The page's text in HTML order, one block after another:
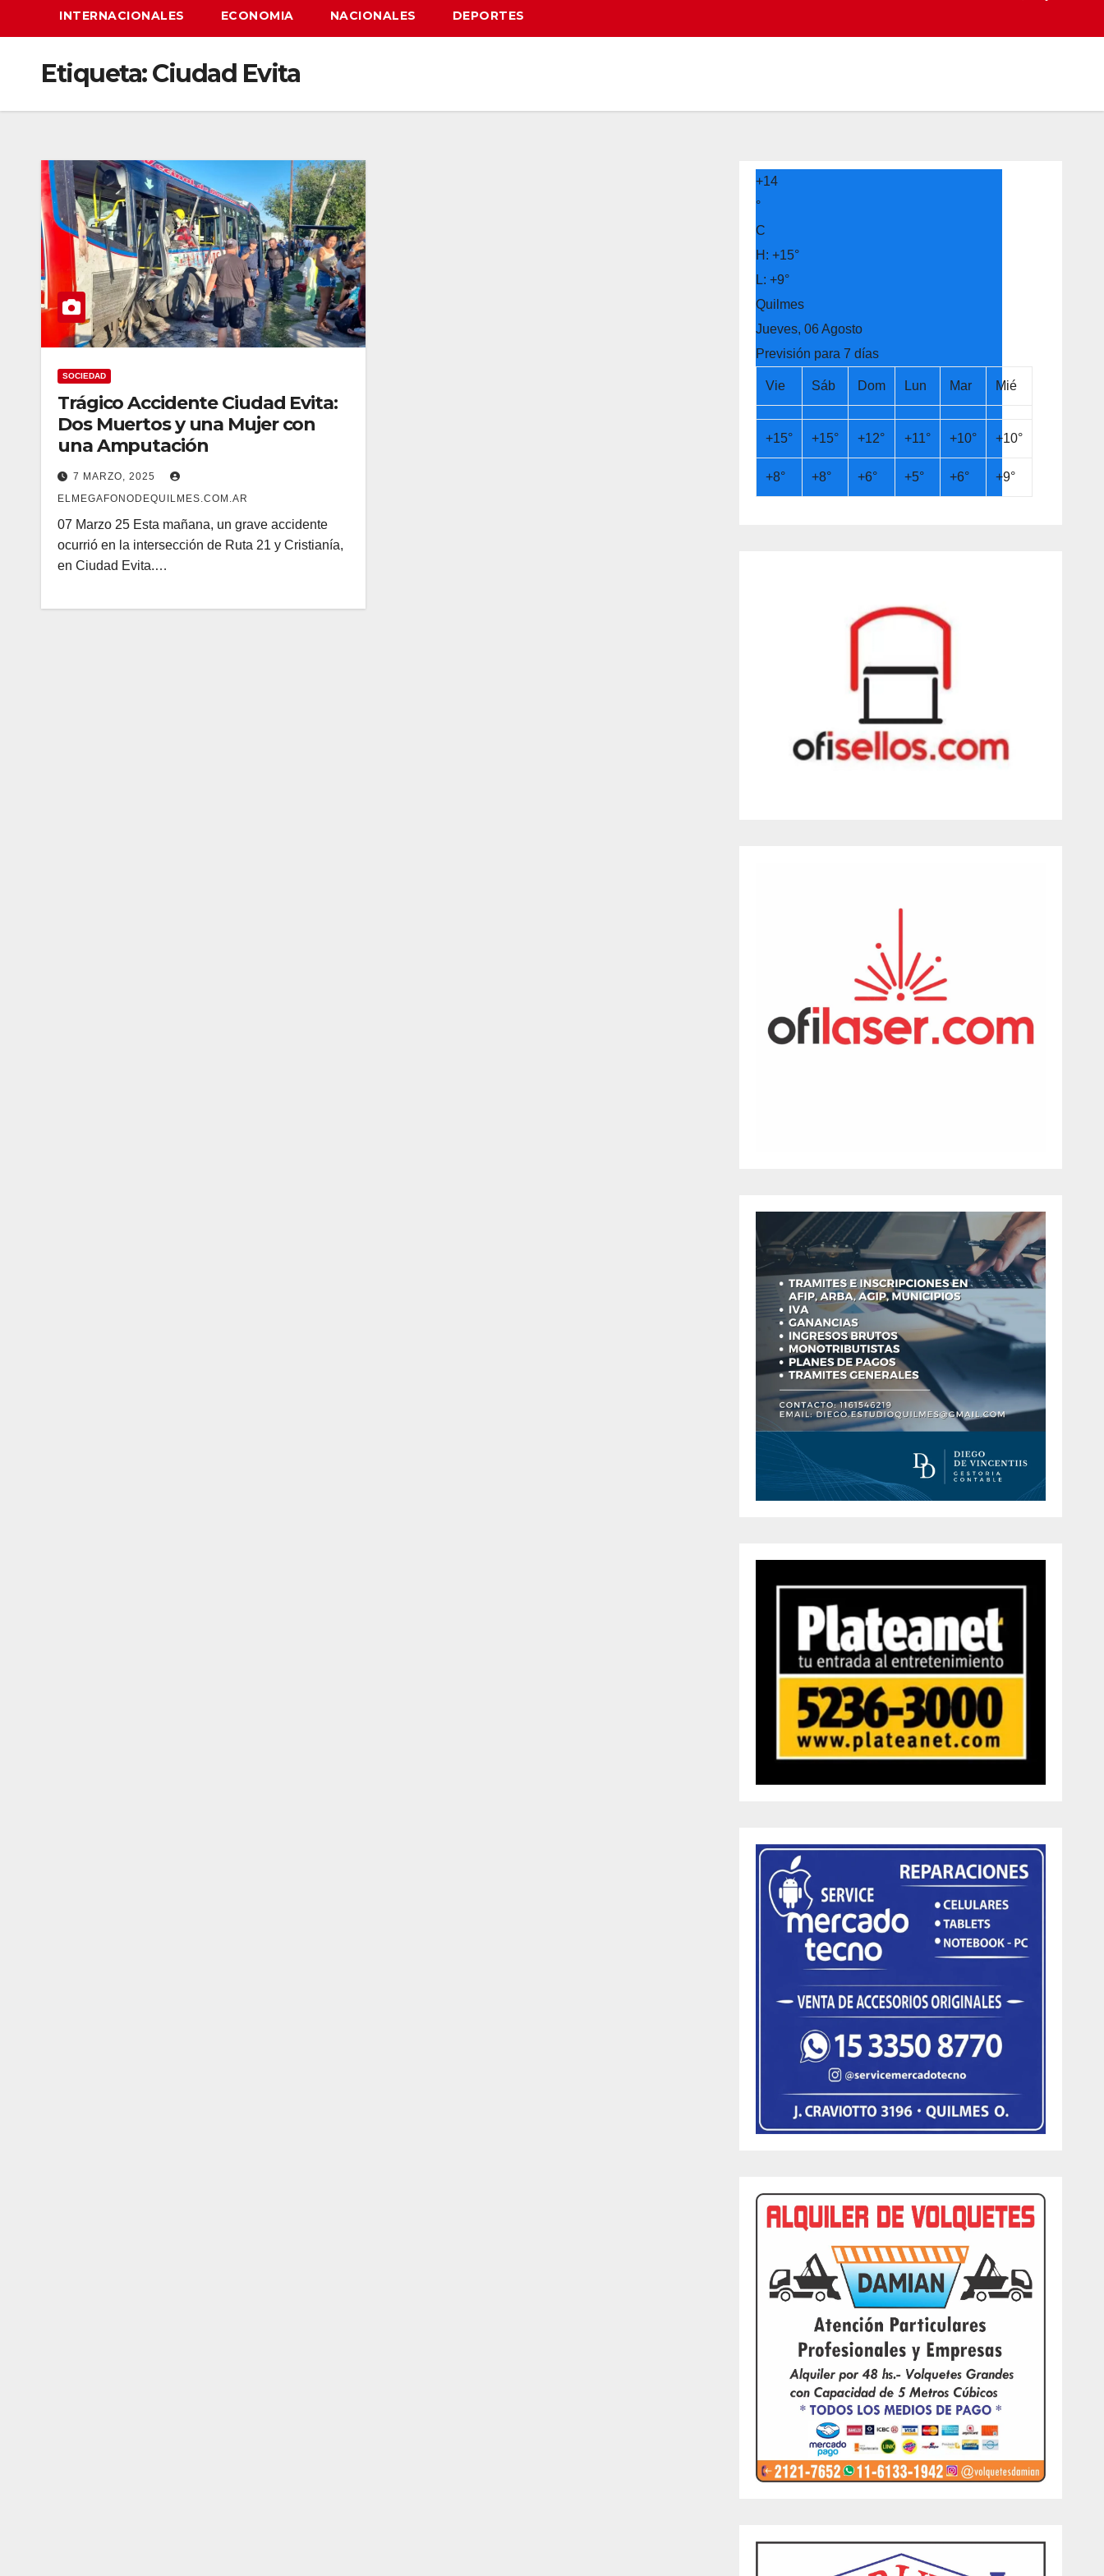
INTERNACIONALES ECONOMIA NACIONALES DEPORTES
Etiqueta:Ciudad Evita
SOCIEDAD
Trágico Accidente Ciudad Evita:
Dos Muertos y una Mujer con
una Amputación
7 MARZO, 2025
ELMEGAFONODEQUILMES.COM.AR
07 Marzo 25 Esta mañana, un grave accidente
ocurrió en la intersección de Ruta 21 y Cristianía,
en Ciudad Evita.…
+14
°
C
H:+15°
L:+9°
Quilmes
Jueves, 06 Agosto
Previsión para 7 días
Vie Sáb Dom Lun Mar Mié
+15° +15° +12° +11° +10° +10°
+8° +8° +6° +5° +6° +9°